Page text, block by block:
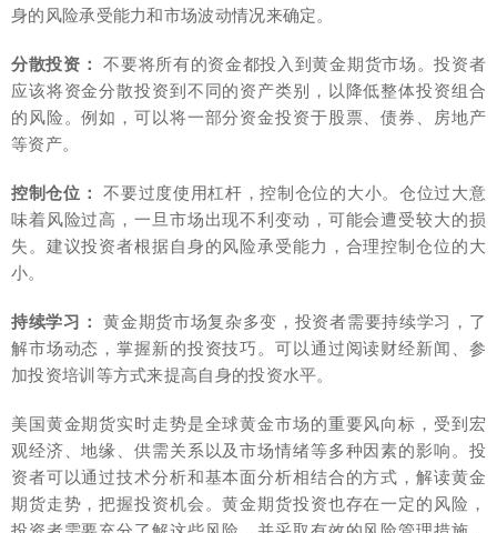
身的风险承受能力和市场波动情况来确定。
分散投资： 不要将所有的资金都投入到黄金期货市场。投资者
应该将资金分散投资到不同的资产类别，以降低整体投资组合
的风险。例如，可以将一部分资金投资于股票、债券、房地产
等资产。
控制仓位： 不要过度使用杠杆，控制仓位的大小。仓位过大意
味着风险过高，一旦市场出现不利变动，可能会遭受较大的损
失。建议投资者根据自身的风险承受能力，合理控制仓位的大
小。
持续学习： 黄金期货市场复杂多变，投资者需要持续学习，了
解市场动态，掌握新的投资技巧。可以通过阅读财经新闻、参
加投资培训等方式来提高自身的投资水平。
美国黄金期货实时走势是全球黄金市场的重要风向标，受到宏
观经济、地缘、供需关系以及市场情绪等多种因素的影响。投
资者可以通过技术分析和基本面分析相结合的方式，解读黄金
期货走势，把握投资机会。黄金期货投资也存在一定的风险，